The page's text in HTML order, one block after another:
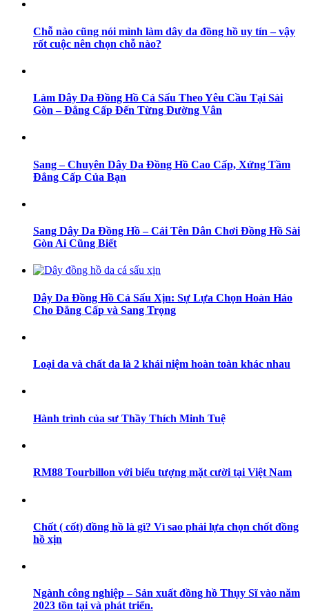
Chỗ nào cũng nói mình làm dây da đồng hồ uy tín – vậy
rốt cuộc nên chọn chỗ nào?
Làm Dây Da Đồng Hồ Cá Sấu Theo Yêu Cầu Tại Sài
Gòn – Đẳng Cấp Đến Từng Đường Vân
Sang – Chuyên Dây Da Đồng Hồ Cao Cấp, Xứng Tầm
Đẳng Cấp Của Bạn
Sang Dây Da Đồng Hồ – Cái Tên Dân Chơi Đồng Hồ Sài
Gòn Ai Cũng Biết
Dây Da Đồng Hồ Cá Sấu Xịn: Sự Lựa Chọn Hoàn Hảo
Cho Đẳng Cấp và Sang Trọng
Loại da và chất da là 2 khái niệm hoàn toàn khác nhau
Hành trình của sư Thầy Thích Minh Tuệ
RM88 Tourbillon với biểu tượng mặt cười tại Việt Nam
Chốt ( cốt) đồng hồ là gì? Vì sao phải lựa chọn chốt đồng
hồ xịn
Ngành công nghiệp – Sản xuất đồng hồ Thụy Sĩ vào năm
2023 tồn tại và phát triển.